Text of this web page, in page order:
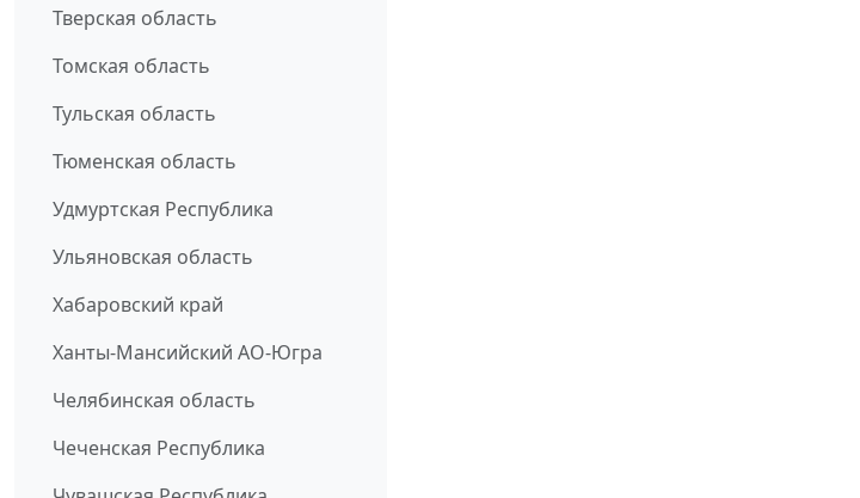
Тверская область
Томская область
Тульская область
Тюменская область
Удмуртская Республика
Ульяновская область
Хабаровский край
Ханты-Мансийский АО-Югра
Челябинская область
Чеченская Республика